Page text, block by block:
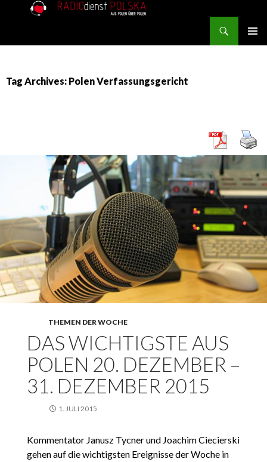
Tag Archives: Polen Verfassungsgericht
THEMEN DER WOCHE
DAS WICHTIGSTE AUS
POLEN 20. DEZEMBER –
31. DEZEMBER 2015
1. JULI 2015
Kommentator Janusz Tycner und Joachim Ciecierski
gehen auf die wichtigsten Ereignisse der Woche in